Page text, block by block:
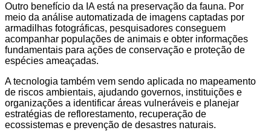
Outro benefício da IA está na preservação da fauna. Por
meio da análise automatizada de imagens captadas por
armadilhas fotográficas, pesquisadores conseguem
acompanhar populações de animais e obter informações
fundamentais para ações de conservação e proteção de
espécies ameaçadas.
A tecnologia também vem sendo aplicada no mapeamento
de riscos ambientais, ajudando governos, instituições e
organizações a identificar áreas vulneráveis e planejar
estratégias de reflorestamento, recuperação de
ecossistemas e prevenção de desastres naturais.